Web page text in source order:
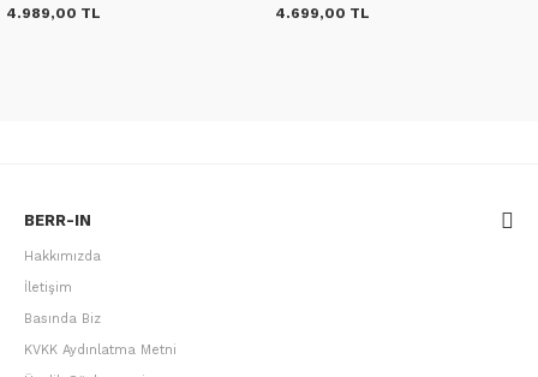
4.989,00 TL 4.699,00 TL
BERR-IN
Hakkımızda
İletişim
Basında Biz
KVKK Aydınlatma Metni